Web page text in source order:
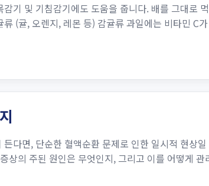
기 및 기침감기에도 도움을 줍니다. 배를 그대로
(귤, 오렌지, 레몬 등) 감귤류 과일에는 비타민 C
다면, 단순한 혈액순환 문제로 인한 일시적 현상
상의 주된 원인은 무엇인지, 그리고 이를 어떻게